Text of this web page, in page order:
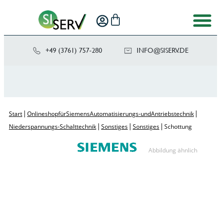
+49 (3761) 757-280 ED.VRE
SIS@OF
NI
Start | Onlineshop für Siemens Automatisierungs- und Antriebstechnik |
Niederspannungs-Schalttechnik | Sonstiges | Sonstiges | Schottung
Abbildung ähnlich